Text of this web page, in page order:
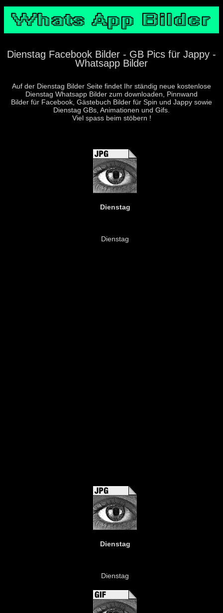
Dienstag Facebook Bilder - GB Pics für Jappy -
Whatsapp Bilder
Auf der Dienstag Bilder Seite findet Ihr ständig neue kostenlose
Dienstag Whatsapp Bilder zum downloaden, Pinnwand
Bilder für Facebook, Gästebuch Bilder für Spin und Jappy sowie
Dienstag GBs, Animationen und Gifs.
Viel spass beim stöbern !
Dienstag
Dienstag
Dienstag
Dienstag